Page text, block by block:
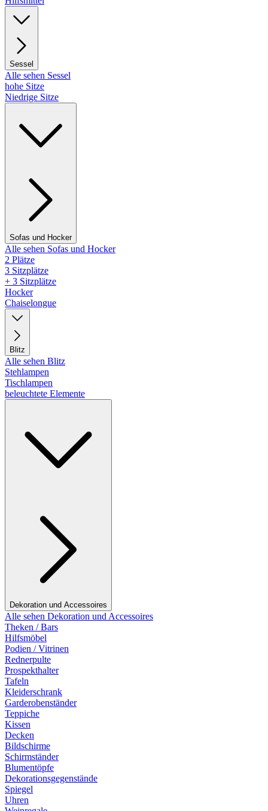
Sessel
Alle sehen Sessel
hohe Sitze
Niedrige Sitze
Sofas und Hocker
Alle sehen Sofas und Hocker
2 Plätze
3 Sitzplätze
+ 3 Sitzplätze
Hocker
Chaiselongue
Blitz
Alle sehen Blitz
Stehlampen
Tischlampen
beleuchtete Elemente
Dekoration und Accessoires
Alle sehen Dekoration und Accessoires
Theken / Bars
Hilfsmöbel
Podien / Vitrinen
Rednerpulte
Prospekthalter
Tafeln
Kleiderschrank
Garderobenständer
Teppiche
Kissen
Decken
Bildschirme
Schirmständer
Blumentöpfe
Dekorationsgegenstände
Spiegel
Uhren